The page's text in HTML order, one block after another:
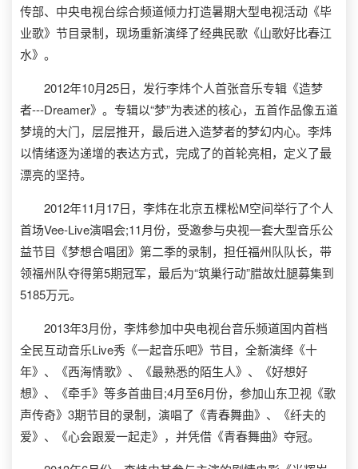
传部、中央电视台综合频道倾力打造暑期大型电视活动《毕
业歌》节目录制，现场重新演绎了经典民歌《山歌好比春江
水》。
2012年10月25日，发行李炜个人首张音乐专辑《造梦
者---Dreamer》。专辑以“梦”为表述的核心，五首作品像五道
梦境的大门，层层推开，最后进入造梦者的梦幻内心。李炜
以情绪逐为递增的表达方式，完成了的首轮亮相，定义了最
漂亮的坚持。
2012年11月17日，李炜在北京五棵松M空间举行了个人
首场Vee-Live演唱会;11月份，受邀参与央视一套大型音乐公
益节目《梦想合唱团》第二季的录制，担任福州队队长，带
领福州队夺得第5期冠军，最后为“筑巢行动”腊故灶腿募集到
5185万元。
2013年3月份，李炜参加中央电视台音乐频道国内首档
全民互动音乐Live秀《一起音乐吧》节目，全新演绎《十
年》、《西海情歌》、《最熟悉的陌生人》、《好想好
想》、《牵手》等多首曲目;4月至6月份，参加山东卫视《歌
声传奇》3期节目的录制，演唱了《青春舞曲》、《纤夫的
爱》、《心会跟爱一起走》，并凭借《青春舞曲》夺冠。